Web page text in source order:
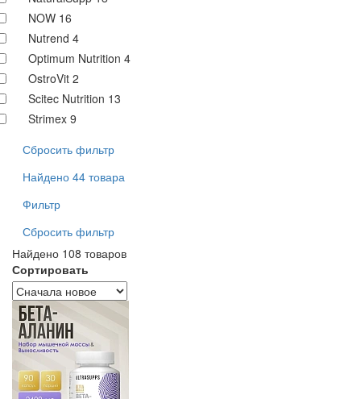
NOW 16
Nutrend 4
Optimum Nutrition 4
OstroVit 2
Scitec Nutrition 13
Strimex 9
Сбросить фильтр
Найдено 44 товара
Фильтр
Сбросить фильтр
Найдено 108 товаров
Сортировать